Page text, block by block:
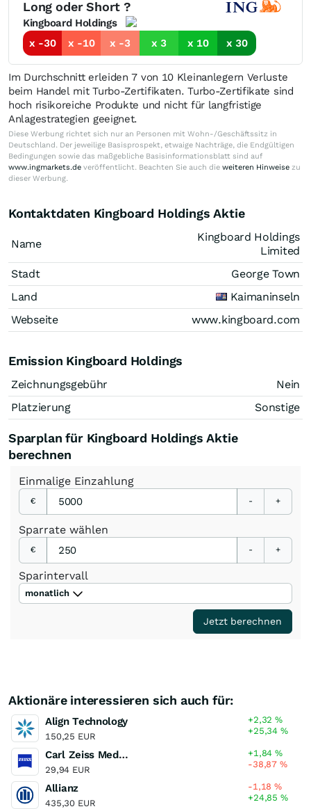
Long oder Short ?
Kingboard Holdings
x -30
x -10 x -3 x 3 x 10 x 30
Im Durchschnitt erleiden 7 von 10 Kleinanlegern Verluste
beim Handel mit Turbo-Zertifikaten. Turbo-Zertifikate sind
hoch risikoreiche Produkte und nicht für langfristige
Anlagestrategien geeignet.
Diese Werbung richtet sich nur an Personen mit Wohn-/Geschäftssitz in
Deutschland. Der jeweilige Basisprospekt, etwaige Nachträge, die Endgültigen
Bedingungen sowie das maßgebliche Basisinformationsblatt sind auf
www.ingmarkets.de veröffentlicht. Beachten Sie auch die weiteren Hinweise zu
dieser Werbung.
Kontaktdaten Kingboard Holdings Aktie
Name
Kingboard Holdings
Limited
Stadt
George Town
Land
Kaimaninseln
Webseite
www.kingboard.com
Emission Kingboard Holdings
Zeichnungsgebühr
Nein
Platzierung
Sonstige
Sparplan für Kingboard Holdings Aktie
berechnen
Einmalige Einzahlung
€ - +
Sparrate wählen
€ - +
Sparintervall
monatlich
Jetzt berechnen
Aktionäre interessieren sich auch für:
Align Technology
150,25 EUR
+2,32%
+25,34%
Carl Zeiss Meditec
29,94 EUR
+1,84%
-38,87%
Allianz
435,30 EUR
-1,18%
+24,85%